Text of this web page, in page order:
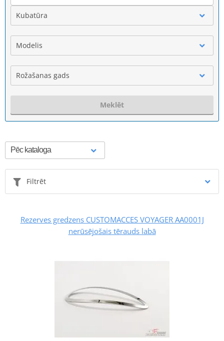
Kubatūra
Modelis
Rožašanas gads
Meklēt
Filtrēt
Rezerves gredzens CUSTOMACCES VOYAGER AA0001J
nerūsējošais tērauds labā